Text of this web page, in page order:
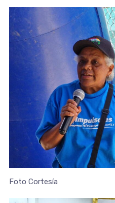
Foto Cortesía